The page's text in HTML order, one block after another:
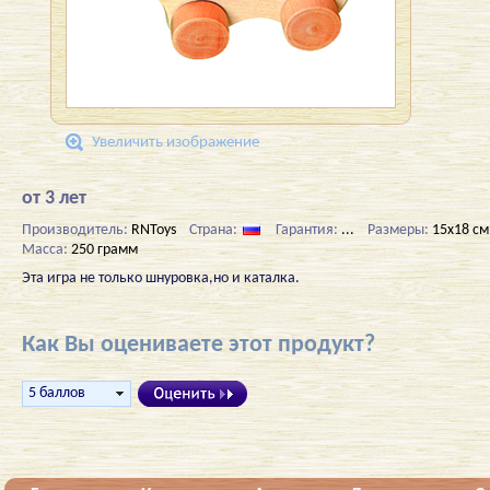
Увеличить изображение
от 3 лет
Производитель: RNToys Страна: Гарантия: ... Размеры: 15х18 см
Масса: 250 грамм
Эта игра не только шнуровка,но и каталка.
Как Вы оцениваете этот продукт?